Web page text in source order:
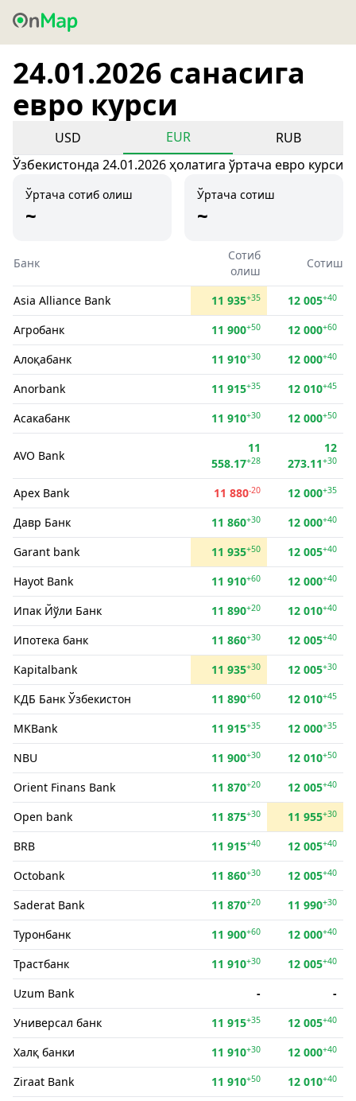
24.01.2026 санасига
евро курси
USD EUR
RUB
Ўзбекистонда 24.01.2026 ҳолатига ўртача евро курси
Ўртача сотиб олиш
~
Ўртача сотиш
~
Банк
Сотиб
олиш
Сотиш
Asia Alliance Bank 11 935+35 12 005+40
Агробанк 11 900+50 12 000+60
Алоқабанк 11 910+30 12 000+40
Anorbank 11 915+35 12 010+45
Асакабанк 11 910+30 12 000+50
AVO Bank
11
558.17+28
12
273.11+30
Apex Bank 11 880-20 12 000+35
Давр Банк 11 860+30 12 000+40
Garant bank 11 935+50 12 005+40
Hayot Bank 11 910+60 12 000+40
Ипак Йўли Банк 11 890+20 12 010+40
Ипотека банк 11 860+30 12 005+40
Kapitalbank 11 935+30 12 005+30
КДБ Банк Ўзбекистон 11 890+60 12 010+45
MKBank 11 915+35 12 000+35
NBU 11 900+30 12 010+50
Orient Finans Bank 11 870+20 12 005+40
Open bank 11 875+30 11 955+30
BRB 11 915+40 12 005+40
Octobank 11 860+30 12 005+40
Saderat Bank 11 870+20 11 990+30
Туронбанк 11 900+60 12 000+40
Трастбанк 11 910+30 12 005+40
Uzum Bank -
-
Универсал банк
11 915+35 12 005+40
Халқ банки 11 910+30 12 000+40
Ziraat Bank 11 910+50 12 010+40